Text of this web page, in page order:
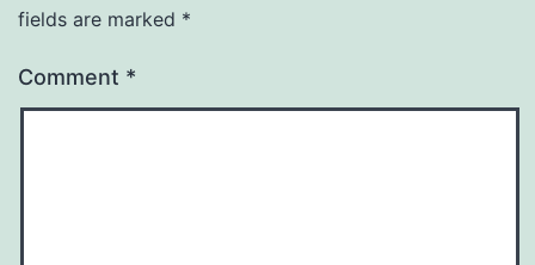
fields are marked *
Comment *